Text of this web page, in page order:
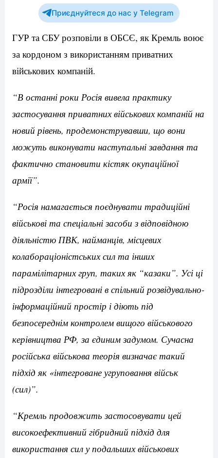
Приєднуйтеся до нас у Telegram
ГУР та СБУ розповіли в ОБСЄ, як Кремль воює
за кордоном з використанням приватних
військових компаній.
“В останні роки Росія вивела практику
застосування приватних військових компаній на
новий рівень, продемонструвавши, що вони
можуть виконувати наступальні завдання та
фактично становити кістяк окупаційної
армії”.
“Росія намагається поєднувати традиційні
військові та спеціальні засоби з відповідною
діяльністю ПВК, найманців, місцевих
колабораціоністських сил та інших
парамілітарних груп, таких як “казаки”. Усі ці
підрозділи інтегровані в спільний розвідувально-
інформаційний простір і діють під
безпосереднім контролем вищого військового
керівництва РФ, за єдиним задумом. Сучасна
російська військова теорія визначає такий
підхід як «інтегроване угруповання військ
(сил)”.
“Кремль продовжить застосовувати цей
високоефективний гібридний підхід для
використання сил у подальших військових